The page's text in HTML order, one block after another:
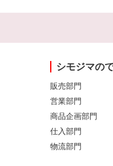
シモジマの
販売部門
営業部門
商品企画部門
仕入部門
物流部門